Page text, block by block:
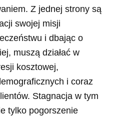
Z jednej strony są
swojej misji
i dbając o
muszą działać w
kosztowej,
i coraz
Stagnacja w tym
tylko pogorszenie